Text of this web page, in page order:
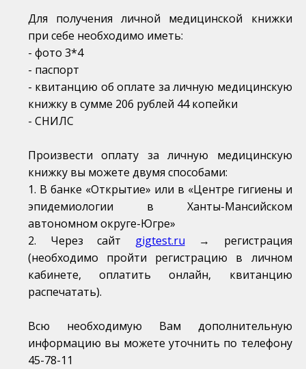
Для получения личной медицинской книжки
при себе необходимо иметь:
- фото 3*4
- паспорт
- квитанцию об оплате за личную медицинскую
книжку в сумме 206 рублей 44 копейки
- СНИЛС
Произвести оплату за личную медицинскую
книжку вы можете двумя способами:
1. В банке «Открытие» или в «Центре гигиены и
эпидемиологии в Ханты-Мансийском
автономном округе-Югре»
2. Через сайт gigtest.ru → регистрация
(необходимо пройти регистрацию в личном
кабинете, оплатить онлайн, квитанцию
распечатать).
Всю необходимую Вам дополнительную
информацию вы можете уточнить по телефону
45-78-11